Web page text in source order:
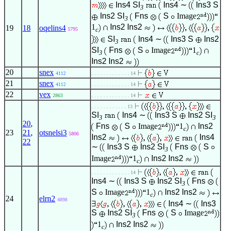
19 18 oqelins4 5795
Ins4 SI 3 Ins4 ∼ Ins3 S
Ins2 SI 3 Fns S
Image
1 c Ins2 Ins2
SI 3 Ins4 ∼ Ins3 S
Ins2
SI 3 Fns S Image 1 c
Ins2 Ins2
20
snex 4112 . . . . . . . . . . . . . 14
21 snex 4112 . . . . . . . . . . . . . 14
22 vex 2863 . . . . . . . . . . . . . 14
23
20,
21 ,
22
otsnelsi3 5806
. . . . . . . . . . . . 13
SI 3 Ins4 ∼ Ins3 S Ins2 SI 3
Fns S Image 1 c
Ins2
Ins2
Ins4
∼
Ins3 S Ins2 SI 3 Fns
S
Image
1 c Ins2 Ins2
24 elrn2 4898
. . . . . . . . . . . . . 14
Ins4 ∼ Ins3 S Ins2 SI 3
Fns
S
Image 1 c Ins2 Ins2
Ins4 ∼
Ins3
S
Ins2 SI 3 Fns S
Image
1 c Ins2 Ins2